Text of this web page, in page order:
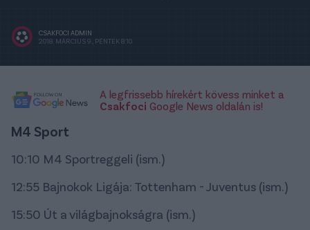
CSAKFOCI ADMIN
2018. MÁRCIUS 9., PÉNTEK 8:10
A legfrissebb hírekért kövess minket a
Csakfoci Google News oldalán is!
M4 Sport
10:10 M4 Sportreggeli (ism.)
12:55 Bajnokok Ligája: Tottenham - Juventus (ism.)
15:50 Út a világbajnokságra (ism.)